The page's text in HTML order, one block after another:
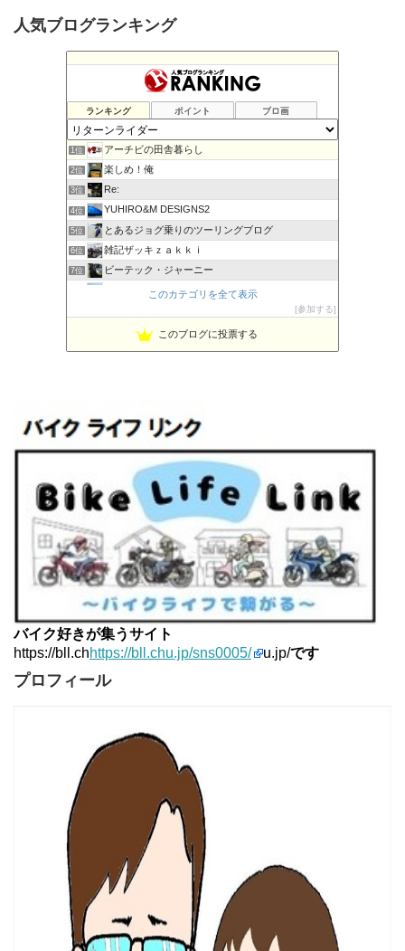
人気ブログランキング
ランキング ポイント ブロ画
1位 アーチビの田舎暮らし
2位 楽しめ！俺
3位 Re:
4位 YUHIRO&M DESIGNS2
5位 とあるジョグ乗りのツーリングブログ
6位 雑記ザッキｚａｋｋｉ
7位 ビーテック・ジャーニー
PBOYS-BLUE
◆Akira's Candid Photography
11位 MT-07と私。走る
15位 ほんまもん商会
このカテゴリを全て表示
参加する
このブログに投票する
バイク好きが集うサイト
https://bll.chhttps://bll.chu.jp/sns0005/ u.jp/です
プロフィール